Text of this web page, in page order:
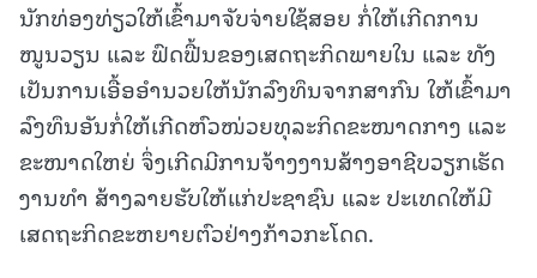
ນັກທ່ອງທ່ຽວໃຫ້ເຂົ້າມາຈັບຈ່າຍໃຊ້ສອຍ ກໍ່ໃຫ້ເກີດການ
ໜູນວຽນ ແລະ ຟົດຟື້ນຂອງເສດຖະກິດພາຍໃນ ແລະ ທັງ
ເປັນການເອື້ອອໍານວຍໃຫ້ນັກລົງທຶນຈາກສາກົນ ໃຫ້ເຂົ້າມາ
ລົງທຶນອັນກໍ່ໃຫ້ເກີດຫົວໜ່ວຍທຸລະກິດຂະໜາດກາງ ແລະ
ຂະໜາດໃຫຍ່ ຈຶ່ງເກີດມີການຈ້າງງານສ້າງອາຊີບວຽກເຮັດ
ງານທໍາ ສ້າງລາຍຮັບໃຫ້ແກ່ປະຊາຊົນ ແລະ ປະເທດໃຫ້ມີ
ເສດຖະກິດຂະຫຍາຍຕົວຢ່າງກ້າວກະໂດດ.